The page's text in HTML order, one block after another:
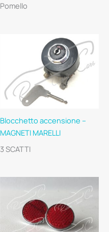
Pomello
Blocchetto accensione –
MAGNETI MARELLI
3 SCATTI